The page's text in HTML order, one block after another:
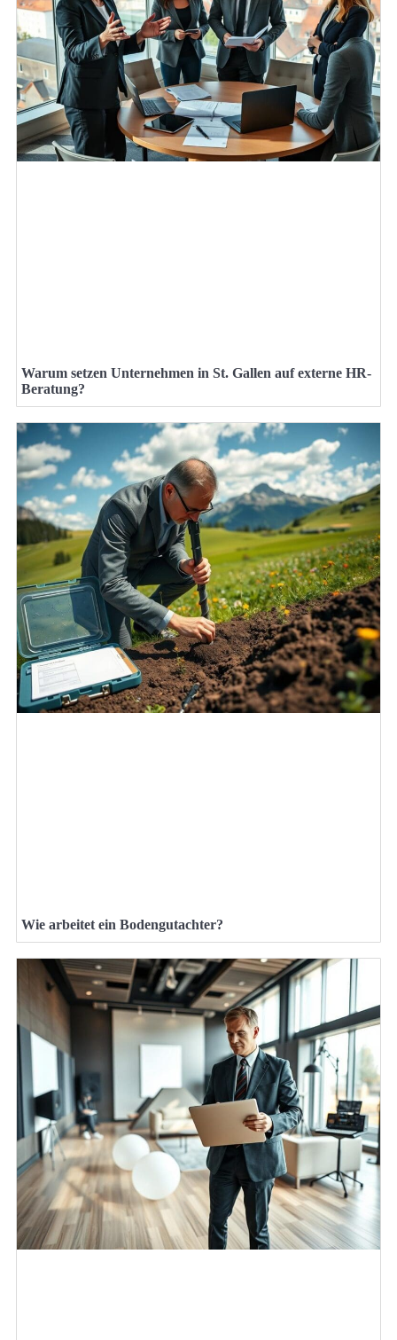
Warum setzen Unternehmen in St. Gallen auf externe HR-
Beratung?
Wie arbeitet ein Bodengutachter?